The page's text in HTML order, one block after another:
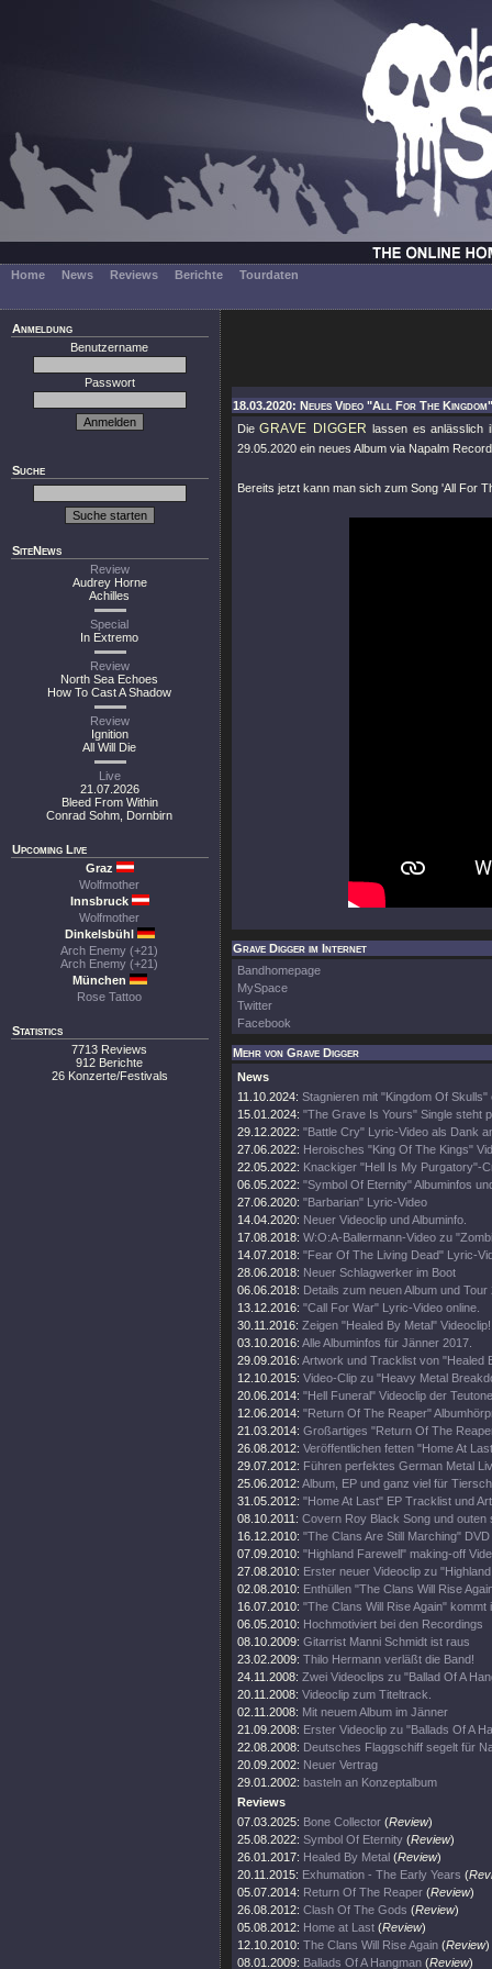
Home News Reviews Berichte Tourdaten
Anmeldung
Benutzername
Passwort
Suche
SiteNews
Review
Audrey Horne
Achilles
Special
In Extremo
Review
North Sea Echoes
How To Cast A Shadow
Review
Ignition
All Will Die
Live
21.07.2026
Bleed From Within
Conrad Sohm, Dornbirn
Upcoming Live
Graz
Wolfmother
Innsbruck
Wolfmother
Dinkelsbühl
Arch Enemy (+21)
Arch Enemy (+21)
München
Rose Tattoo
Statistics
7713 Reviews
912 Berichte
26 Konzerte/Festivals
18.03.2020: Neues Video "All For The
DieGRAVE DIGGER lassen es anlässlich
29.05.2020 ein neues Album via Napalm
Bereits jetzt kann man sich zum Song 'All For
Grave Digger im Internet
Bandhomepage
MySpace
Twitter
Facebook
Mehr von Grave Digger
News
11.10.2024: Stagnieren mit "Kingdom Of
15.01.2024: "The Grave Is Yours" Single steht
29.12.2022: "Battle Cry" Lyric-Video als Dank
27.06.2022: Heroisches "King Of The Kings"
22.05.2022: Knackiger "Hell Is My Purgatory"-
06.05.2022: "Symbol Of Eternity" Albuminfos
27.06.2020: "Barbarian" Lyric-Video
14.04.2020: Neuer Videoclip und Albuminfo.
17.08.2018: W:O:A-Ballermann-Video zu
14.07.2018: "Fear Of The Living Dead" Lyric-
28.06.2018: Neuer Schlagwerker im Boot
06.06.2018: Details zum neuen Album und Tour
13.12.2016: "Call For War" Lyric-Video online.
30.11.2016: Zeigen "Healed By Metal" Videoclip!
03.10.2016: Alle Albuminfos für Jänner 2017.
29.09.2016: Artwork und Tracklist von "Healed
12.10.2015: Video-Clip zu "Heavy Metal
20.06.2014: "Hell Funeral" Videoclip der
12.06.2014: "Return Of The Reaper"
21.03.2014: Großartiges "Return Of The
26.08.2012: Veröffentlichen fetten "Home At
29.07.2012: Führen perfektes German Metal
25.06.2012: Album, EP und ganz viel für
31.05.2012: "Home At Last" EP Tracklist und
08.10.2011: Covern Roy Black Song und outen
16.12.2010: "The Clans Are Still Marching"
07.09.2010: "Highland Farewell" making-off
27.08.2010: Erster neuer Videoclip zu
02.08.2010: Enthüllen "The Clans Will Rise
16.07.2010: "The Clans Will Rise Again" kommt
06.05.2010: Hochmotiviert bei den Recordings
08.10.2009: Gitarrist Manni Schmidt ist raus
23.02.2009: Thilo Hermann verläßt die Band!
24.11.2008: Zwei Videoclips zu "Ballad Of A
20.11.2008: Videoclip zum Titeltrack.
02.11.2008: Mit neuem Album im Jänner
21.09.2008: Erster Videoclip zu "Ballads Of A
22.08.2008: Deutsches Flaggschiff segelt für
20.09.2002: Neuer Vertrag
29.01.2002: basteln an Konzeptalbum
Reviews
07.03.2025: Bone Collector (Review)
25.08.2022: Symbol Of Eternity (Review)
26.01.2017: Healed By Metal (Review)
20.11.2015: Exhumation - The Early Years (
05.07.2014: Return Of The Reaper (Review)
26.08.2012: Clash Of The Gods (Review)
05.08.2012: Home at Last (Review)
12.10.2010: The Clans Will Rise Again (Review)
08.01.2009: Ballads Of A Hangman (Review)